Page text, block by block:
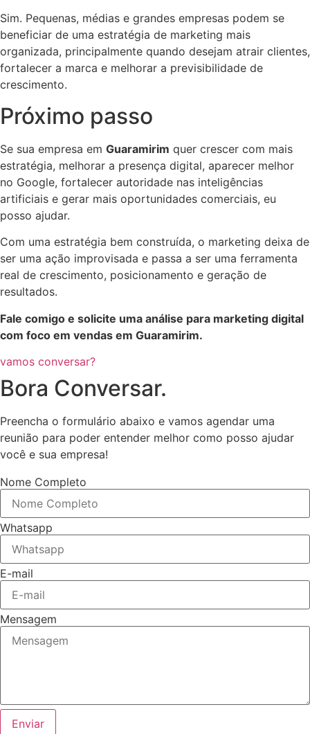
Sim. Pequenas, médias e grandes empresas podem se
beneficiar de uma estratégia de marketing mais
organizada, principalmente quando desejam atrair clientes,
fortalecer a marca e melhorar a previsibilidade de
crescimento.
Próximo passo
Se sua empresa em Guaramirim quer crescer com mais
estratégia, melhorar a presença digital, aparecer melhor
no Google, fortalecer autoridade nas inteligências
artificiais e gerar mais oportunidades comerciais, eu
posso ajudar.
Com uma estratégia bem construída, o marketing deixa de
ser uma ação improvisada e passa a ser uma ferramenta
real de crescimento, posicionamento e geração de
resultados.
Fale comigo e solicite uma análise para marketing digital
com foco em vendas em Guaramirim.
vamos conversar?
Bora Conversar.
Preencha o formulário abaixo e vamos agendar uma
reunião para poder entender melhor como posso ajudar
você e sua empresa!
Nome Completo
Whatsapp
E-mail
Mensagem
Enviar